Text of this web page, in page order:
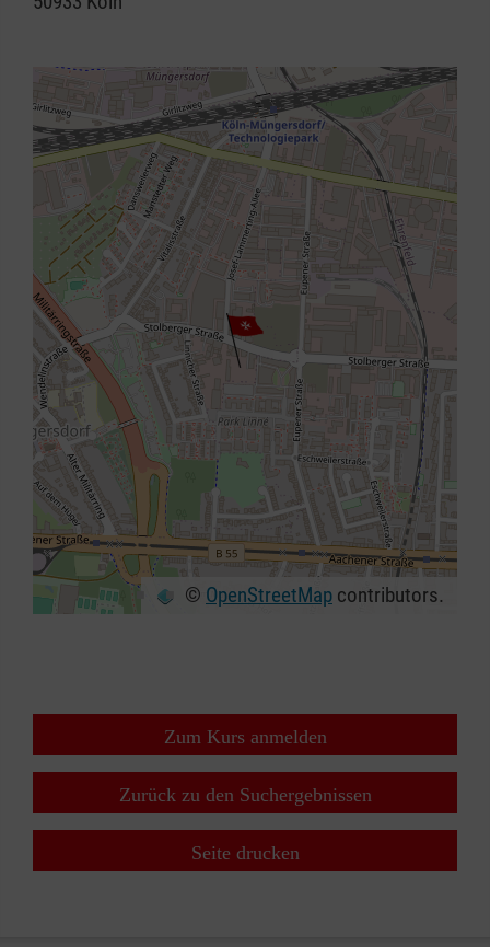
© OpenStreetMap contributors.
Zum Kurs anmelden
Zurück zu den Suchergebnissen
Seite drucken